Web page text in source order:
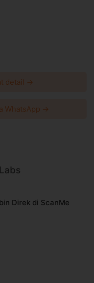
untuk pembelian
detail →
WhatsApp →
Direk di ScanMe